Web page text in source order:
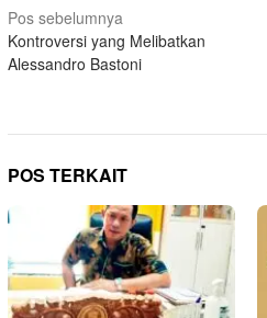
N
a
v
g
a
s
i
p
o
Pos sebelumnya
Kontroversi yang Melibatkan
Alessandro Bastoni
POS TERKAIT